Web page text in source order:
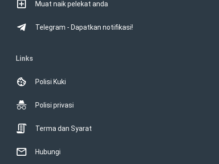
Muat naik pelekat anda
Telegram - Dapatkan notifikasi!
Links
Polisi Kuki
Polisi privasi
Terma dan Syarat
Hubungi